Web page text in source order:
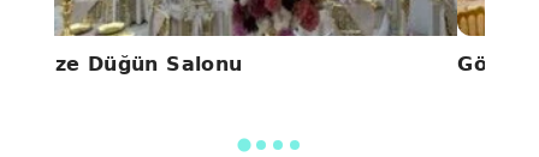
Alize Düğün Salonu Gönül